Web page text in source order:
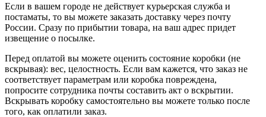
Если в вашем городе не действует курьерская служба и
постаматы, то вы можете заказать доставку через почту
России. Сразу по прибытии товара, на ваш адрес придет
извещение о посылке.
Перед оплатой вы можете оценить состояние коробки (не
вскрывая): вес, целостность. Если вам кажется, что заказ не
соответствует параметрам или коробка повреждена,
попросите сотрудника почты составить акт о вскрытии.
Вскрывать коробку самостоятельно вы можете только после
того, как оплатили заказ.